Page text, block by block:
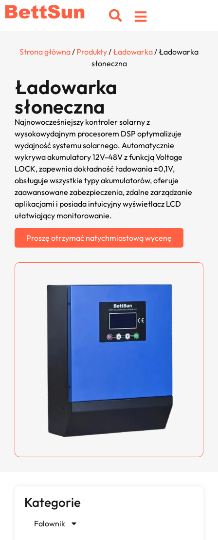
Strona główna/ Produkty/ Ładowarka/ Ładowarka
słoneczna
Ładowarka
słoneczna
Najnowocześniejszy kontroler solarny z
wysokowydajnym procesorem DSP optymalizuje
wydajność systemu solarnego. Automatycznie
wykrywa akumulatory 12V-48V z funkcją Voltage
LOCK, zapewnia dokładność ładowania ±0,1V,
obsługuje wszystkie typy akumulatorów, oferuje
zaawansowane zabezpieczenia, zdalne zarządzanie
aplikacjami i posiada intuicyjny wyświetlacz LCD
ułatwiający monitorowanie.
Proszę otrzymać natychmiastową wycenę
Kategorie
Falownik